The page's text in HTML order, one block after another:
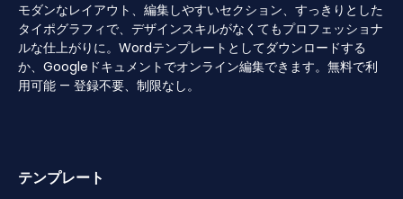
モダンなレイアウト、編集しやすいセクション、すっきりとした
タイポグラフィで、デザインスキルがなくてもプロフェッショナ
ルな仕上がりに。Wordテンプレートとしてダウンロードする
か、Googleドキュメントでオンライン編集できます。無料で利
用可能 — 登録不要、制限なし。
テンプレート